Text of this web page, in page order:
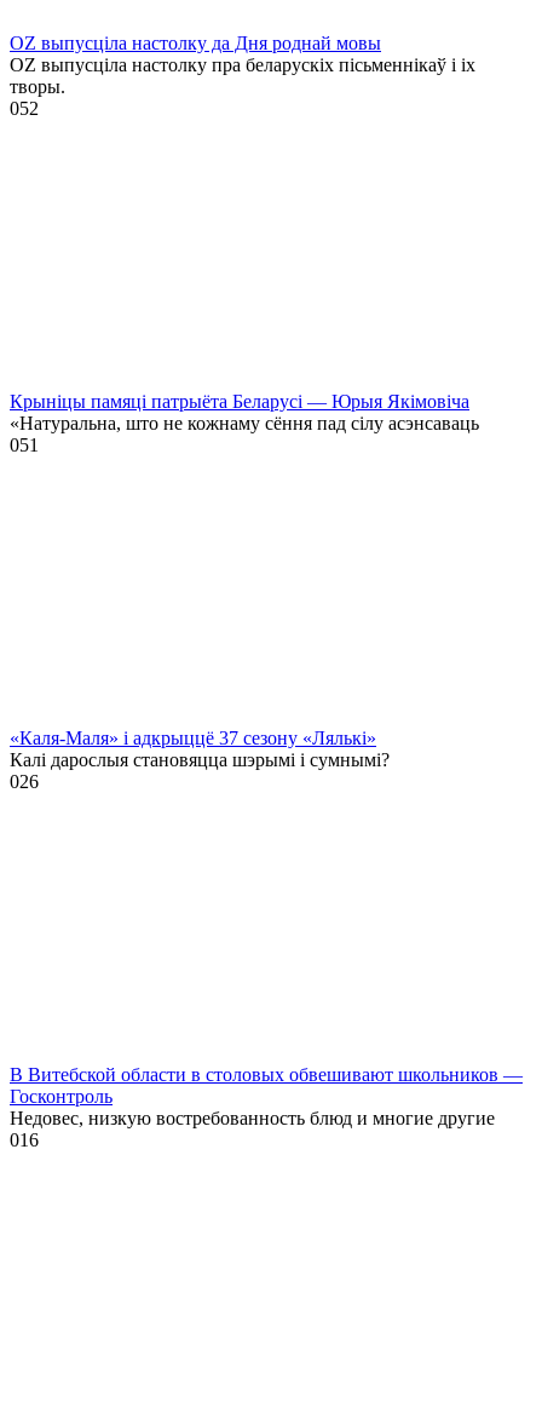
OZ выпусціла настолку да Дня роднай мовы
OZ выпусціла настолку пра беларускіх пісьменнікаў і іх
творы.
052
Крыніцы памяці патрыёта Беларусі — Юрыя Якімовіча
«Натуральна, што не кожнаму сёння пад сілу асэнсаваць
051
«Каля-Маля» і адкрыццё 37 сезону «Лялькі»
Калі дарослыя становяцца шэрымі і сумнымі?
026
В Витебской области в столовых обвешивают школьников —
Госконтроль
Недовес, низкую востребованность блюд и многие другие
016